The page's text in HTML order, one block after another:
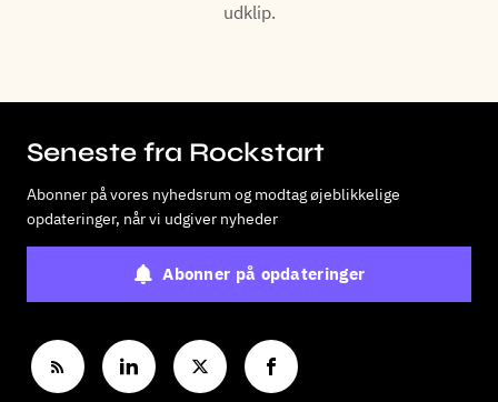
udklip.
Seneste fra Rockstart
Abonner på vores nyhedsrum og modtag øjeblikkelige
opdateringer, når vi udgiver nyheder
Abonner på opdateringer